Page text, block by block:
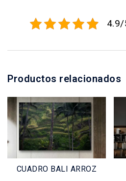
Productos relacionados
CUADRO BALI ARROZ